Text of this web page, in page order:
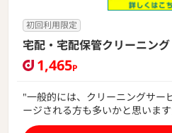
初回利用限定
宅配・宅配保管クリーニン
1,465P
"一般的には、クリーニングサー
ージされる方も多いかと思いま
でも様々なクリーニングサービ